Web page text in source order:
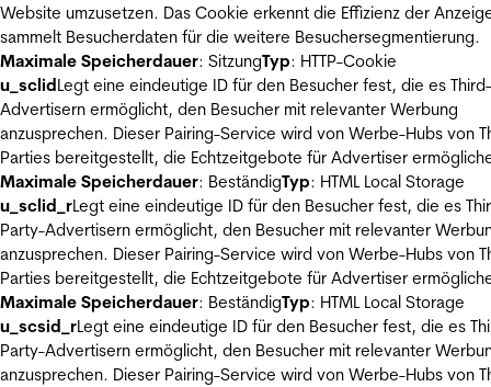
Website umzusetzen. Das Cookie erkennt die Effizienz der
sammelt Besucherdaten für die weitere Besuchersegmentierung.
Maximale Speicherdauer: SitzungTyp: HTTP-Cookie
u_sclidLegt eine eindeutige ID für den Besucher fest, die es
Advertisern ermöglicht, den Besucher mit relevanter Werbung
anzusprechen. Dieser Pairing-Service wird von Werbe-Hubs von
Parties bereitgestellt, die Echtzeitgebote für Advertiser
Maximale Speicherdauer: BeständigTyp: HTML Local Storage
u_sclid_rLegt eine eindeutige ID für den Besucher fest, die es
Party-Advertisern ermöglicht, den Besucher mit relevanter
anzusprechen. Dieser Pairing-Service wird von Werbe-Hubs von
Parties bereitgestellt, die Echtzeitgebote für Advertiser
Maximale Speicherdauer: BeständigTyp: HTML Local Storage
u_scsid_rLegt eine eindeutige ID für den Besucher fest, die es
Party-Advertisern ermöglicht, den Besucher mit relevanter
anzusprechen. Dieser Pairing-Service wird von Werbe-Hubs von